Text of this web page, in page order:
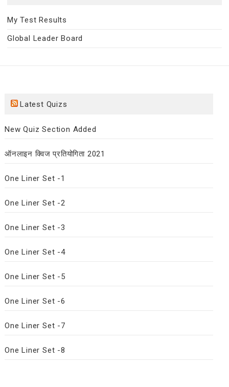
My Test Results
Global Leader Board
Latest Quizs
New Quiz Section Added
ऑनलाइन क्विज प्रतियोगिता 2021
One Liner Set -1
One Liner Set -2
One Liner Set -3
One Liner Set -4
One Liner Set -5
One Liner Set -6
One Liner Set -7
One Liner Set -8